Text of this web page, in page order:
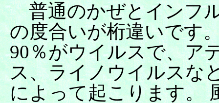
普通のかぜとインフ
の度合いが桁違いです
90％がウイルスで、ア
ス、ライノウイルスな
によって起こります。